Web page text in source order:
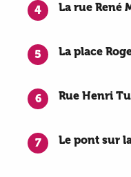
4 La rue René
5 La place
6 Rue Henri
7 Le pont sur